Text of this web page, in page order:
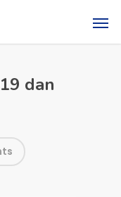
dan